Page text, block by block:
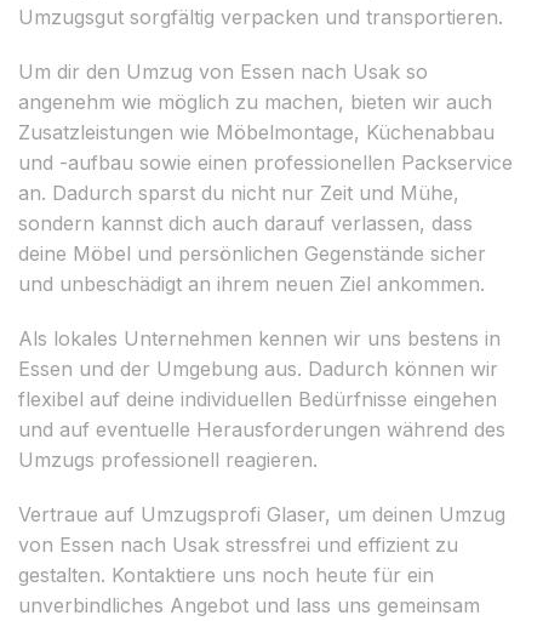
Umzugsgut sorgfältig verpacken und transportieren.
Um dir den Umzug von Essen nach Usak so
angenehm wie möglich zu machen, bieten wir auch
Zusatzleistungen wie Möbelmontage, Küchenabbau
und -aufbau sowie einen professionellen Packservice
an. Dadurch sparst du nicht nur Zeit und Mühe,
sondern kannst dich auch darauf verlassen, dass
deine Möbel und persönlichen Gegenstände sicher
und unbeschädigt an ihrem neuen Ziel ankommen.
Als lokales Unternehmen kennen wir uns bestens in
Essen und der Umgebung aus. Dadurch können wir
flexibel auf deine individuellen Bedürfnisse eingehen
und auf eventuelle Herausforderungen während des
Umzugs professionell reagieren.
Vertraue auf Umzugsprofi Glaser, um deinen Umzug
von Essen nach Usak stressfrei und effizient zu
gestalten. Kontaktiere uns noch heute für ein
unverbindliches Angebot und lass uns gemeinsam